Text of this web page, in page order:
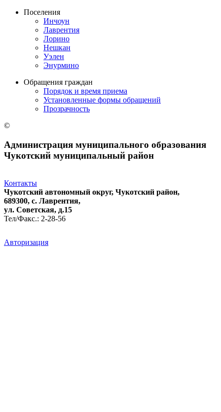
Поселения
Инчоун
Лаврентия
Лорино
Нешкан
Уэлен
Энурмино
Обращения граждан
Порядок и время приема
Установленные формы обращений
Прозрачность
©
Администрация муниципального образования
Чукотский муниципальный район
Контакты
Чукотский автономный округ, Чукотский район,
689300, с. Лаврентия,
ул. Советская, д.15
Тел/Факс.: 2-28-56
Авторизация